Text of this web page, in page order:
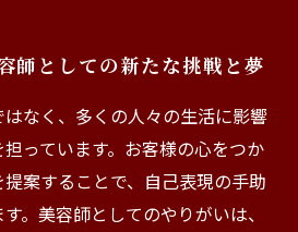
師としての新たな挑戦と夢
なく、多くの人々の生活に影響
っています。お客様の心をつか
案することで、自己表現の手助
。美容師としてのやりがいは、